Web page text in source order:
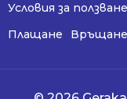
Условия за ползване
Плащане
Връщане